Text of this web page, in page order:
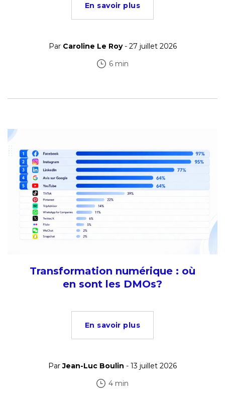
En savoir plus
Par Caroline Le Roy- 27 juillet 2026
6 min
Transformation numérique : où
en sont les DMOs?
En savoir plus
ParJean-Luc Boulin - 13 juillet 2026
4 min